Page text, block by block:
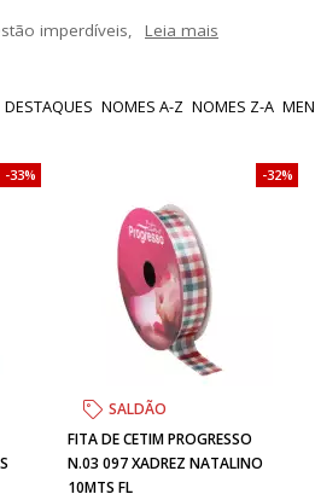
imperdíveis,
Leia mais
DESTAQUES NOMES A-Z NOMES Z-A
33%
SALDÃO
FITA DE CETIM PROGRESSO
N.03 097 XADREZ NATALINO
10MTS FL
32%